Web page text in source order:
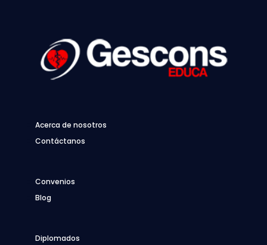
Acerca de nosotros
Contáctanos
Convenios
Blog
Diplomados